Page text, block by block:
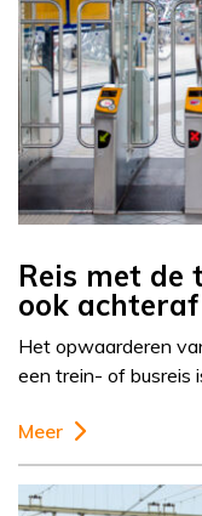
Reis met de
ook
Het opwaarderen
een trein- of busreis
Meer